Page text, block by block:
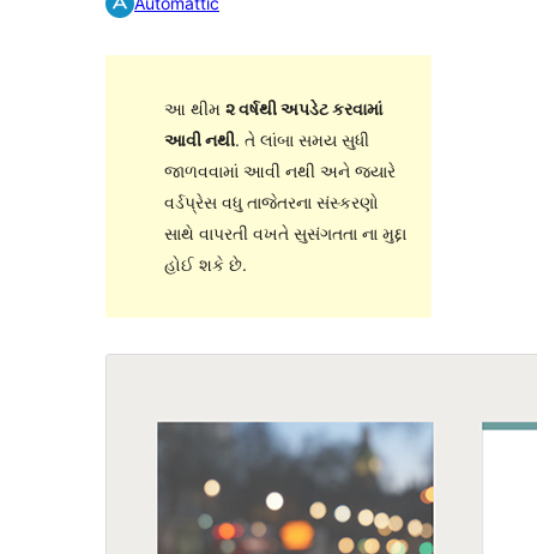
આ થીમ ૨ વર્ષથી અપડેટ કરવામાં
આવી નથી. તે લાંબા સમય સુધી
જાળવવામાં આવી નથી અને જ્યારે
વર્ડપ્રેસ વધુ તાજેતરના સંસ્કરણો
સાથે વાપરતી વખતે સુસંગતતા ના મુદ્દા
હોઈ શકે છે.